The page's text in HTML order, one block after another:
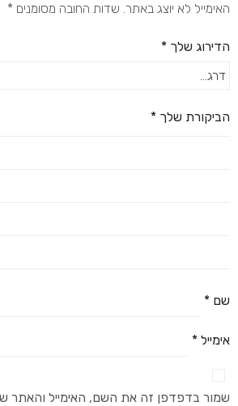
האימייל לא יוצג באתר. שדות החובה מסומנים *
הדירוג שלך *
הביקורת שלך *
שם *
אימייל *
שמור בדפדפן זה את השם, האימייל והאתר